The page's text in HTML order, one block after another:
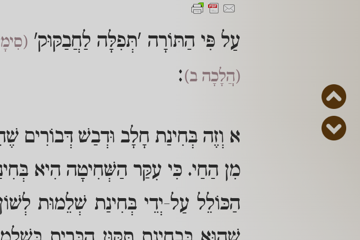
עַל פִּי הַתּוֹרָה 'תְּפִלָּה לַחֲבַקּוּק'
(הֲלָכָה ב):
א וְזֶה בְּחִינַת חָלָב וּדְבַשׁ דְּבוֹרִים
מִן הַחַי. כִּי עִקַּר הַשְּׁחִיטָה הִיא
הַכּוֹלֵל עַל-יְדֵי בְּחִינַת שְׁלֵמוּת